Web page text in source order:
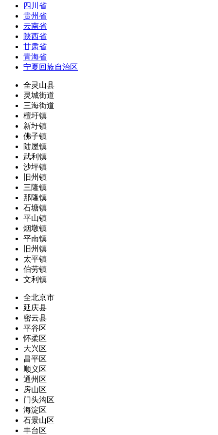
四川省
贵州省
云南省
陕西省
甘肃省
青海省
宁夏回族自治区
全灵山县
灵城街道
三海街道
檀圩镇
新圩镇
佛子镇
陆屋镇
武利镇
沙坪镇
旧州镇
三隆镇
那隆镇
石塘镇
平山镇
烟墩镇
平南镇
旧州镇
太平镇
伯劳镇
文利镇
全北京市
延庆县
密云县
平谷区
怀柔区
大兴区
昌平区
顺义区
通州区
房山区
门头沟区
海淀区
石景山区
丰台区